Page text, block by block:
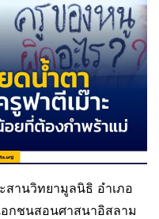
สานวิทยามูลนิธิ อำเภอ
อกชนสอนศาสนาอิสลาม